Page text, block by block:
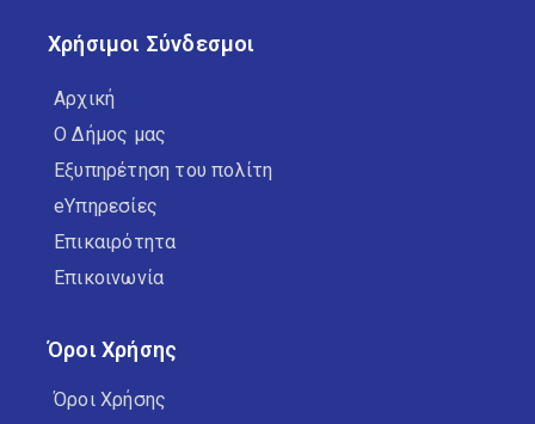
Χρήσιμοι Σύνδεσμοι
Αρχική
Ο Δήμος μας
Εξυπηρέτηση του πολίτη
eΥπηρεσίες
Επικαιρότητα
Επικοινωνία
Όροι Χρήσης
Όροι Χρήσης